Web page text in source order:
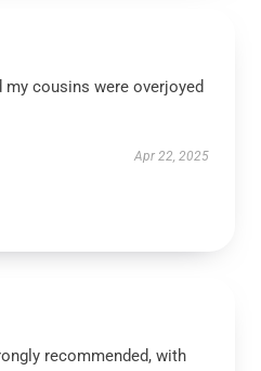
cousins were overjoyed
Apr 22, 2025
recommended, with